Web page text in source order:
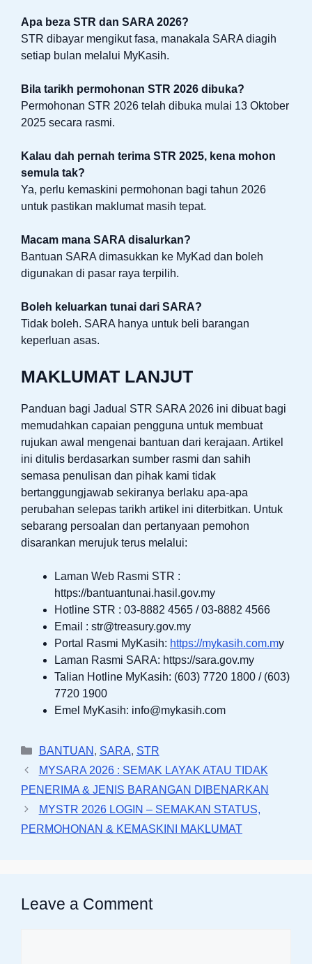
Apa beza STR dan SARA 2026?
STR dibayar mengikut fasa, manakala SARA diagih
setiap bulan melalui MyKasih.
Bila tarikh permohonan STR 2026 dibuka?
Permohonan STR 2026 telah dibuka mulai 13 Oktober
2025 secara rasmi.
Kalau dah pernah terima STR 2025, kena mohon
semula tak?
Ya, perlu kemaskini permohonan bagi tahun 2026
untuk pastikan maklumat masih tepat.
Macam mana SARA disalurkan?
Bantuan SARA dimasukkan ke MyKad dan boleh
digunakan di pasar raya terpilih.
Boleh keluarkan tunai dari SARA?
Tidak boleh. SARA hanya untuk beli barangan
keperluan asas.
MAKLUMAT LANJUT
Panduan bagi Jadual STR SARA 2026 ini dibuat bagi
memudahkan capaian pengguna untuk membuat
rujukan awal mengenai bantuan dari kerajaan. Artikel
ini ditulis berdasarkan sumber rasmi dan sahih
semasa penulisan dan pihak kami tidak
bertanggungjawab sekiranya berlaku apa-apa
perubahan selepas tarikh artikel ini diterbitkan. Untuk
sebarang persoalan dan pertanyaan pemohon
disarankan merujuk terus melalui:
Laman Web Rasmi STR :
https://bantuantunai.hasil.gov.my
Hotline STR : 03-8882 4565 / 03-8882 4566
Email : str@treasury.gov.my
Portal Rasmi MyKasih: https://mykasih.com.my
Laman Rasmi SARA: https://sara.gov.my
Talian Hotline MyKasih: (603) 7720 1800 / (603)
7720 1900
Emel MyKasih: info@mykasih.com
Categories
BANTUAN , SARA, STR
MYSARA 2026 : SEMAK LAYAK ATAU TIDAK
PENERIMA & JENIS BARANGAN DIBENARKAN
MYSTR 2026 LOGIN – SEMAKAN STATUS,
PERMOHONAN & KEMASKINI MAKLUMAT
Leave a Comment